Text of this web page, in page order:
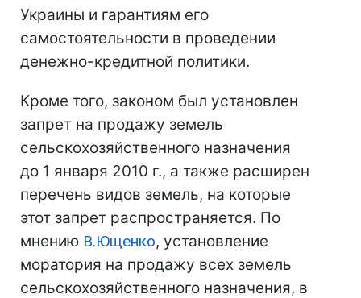
Украины и гарантиям его
самостоятельности в проведении
денежно-кредитной политики.
Кроме того, законом был установлен
запрет на продажу земель
сельскохозяйственного назначения
до 1 января 2010 г., а также расширен
перечень видов земель, на которые
этот запрет распространяется. По
мнению В.Ющенко, установление
моратория на продажу всех земель
сельскохозяйственного назначения, в